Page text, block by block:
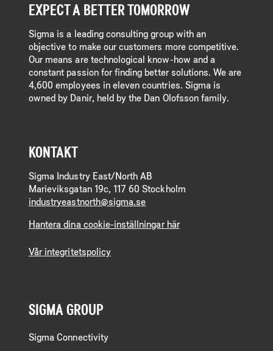
EXPECT A BETTER TOMORROW
Sigma is a leading consulting group with an
objective to make our customers more competitive.
Our means are technological know-how and a
constant passion for finding better solutions. We are
4,600 employees in eleven countries. Sigma is
owned by Danir, held by the Dan Olofsson family.
KONTAKT
Sigma Industry East/North AB
Marieviksgatan 19c, 117 60 Stockholm
industryeastnorth@sigma.se
Hantera dina cookie-inställningar här
Vår integritetspolicy
SIGMA GROUP
Sigma Connectivity